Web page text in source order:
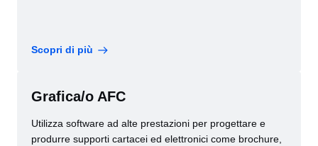
Scopri di più
Grafica/o AFC
Utilizza software ad alte prestazioni per progettare e
produrre supporti cartacei ed elettronici come brochure,